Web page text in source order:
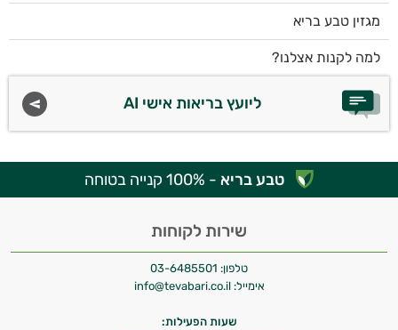
מגזין טבע בריא
למה לקנות אצלנו?
ליועץ בריאות אישי AI
טבע בריא - 100% קנייה בטוחה
שירות לקוחות
טלפון: 03-6485501
אימייל: info@tevabari.co.il
שעות הפעילות: